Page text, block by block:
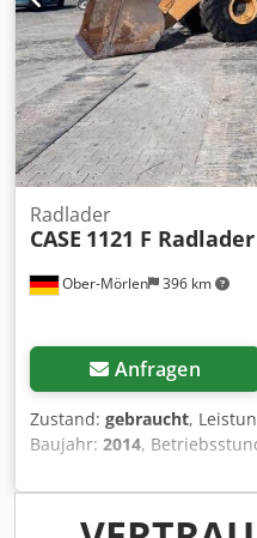
Ober-Mörlen 396 km
Radlader
CASE 1121 F Radlader
Anfragen
Zustand: gebraucht,
Baujahr: 2014,
27.024 kg Wenden Sie sich
Informationen zu erhalten.
1121F, Baujahr 2014, aus